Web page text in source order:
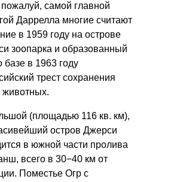
самой главной
Даррелла многие считают
в 1959 году на острове
зоопарка и образованный
базе в 1963 году
трест сохранения
животных.
(площадью 116 кв. км),
остров Джерси
в южной части пролива
всего в 30−40 км от
Поместье Огр с